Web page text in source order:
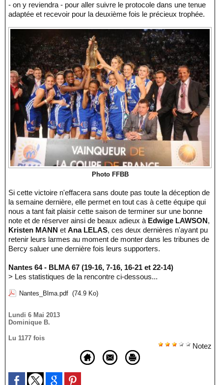
- on y reviendra - pour aller suivre le protocole dans une tenue
adaptée et recevoir pour la deuxième fois le précieux trophée.
Photo FFBB
Si cette victoire n'effacera sans doute pas toute la déception de
la semaine dernière, elle permet en tout cas à cette équipe qui
nous a tant fait plaisir cette saison de terminer sur une bonne
note et de réserver ainsi de beaux adieux à Edwige LAWSON,
Kristen MANN et Ana LELAS, ces deux dernières n'ayant pu
retenir leurs larmes au moment de monter dans les tribunes de
Bercy saluer une dernière fois leurs supporters.
Nantes 64 - BLMA 67 (19-16, 7-16, 16-21 et 22-14)
> Les statistiques de la rencontre ci-dessous...
Nantes_Blma.pdf (74.9 Ko)
Lundi 6 Mai 2013
Dominique B.
Lu 1177 fois
Notez